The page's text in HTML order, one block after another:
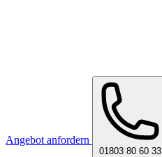
Angebot anfordern
01803 80 60 33